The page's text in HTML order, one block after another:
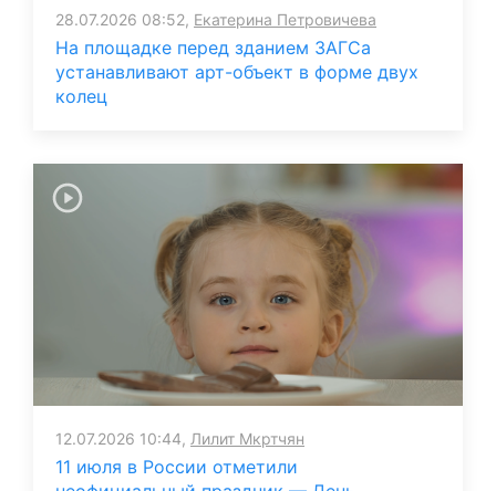
28.07.2026 08:52, Екатерина Петровичева
На площадке перед зданием ЗАГСа
устанавливают арт-объект в форме двух
колец
12.07.2026 10:44, Лилит Мкртчян
11 июля в России отметили